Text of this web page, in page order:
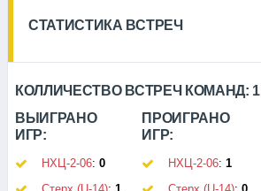
СТАТИСТИКА ВСТРЕЧ
КОЛЛИЧЕСТВО ВСТРЕЧ КОМАНД: 1
ВЫИГРАНО
ИГР:
НХЦ-2-06: 0
ПРОИГРАНО
ИГР:
НХЦ-2-06:1